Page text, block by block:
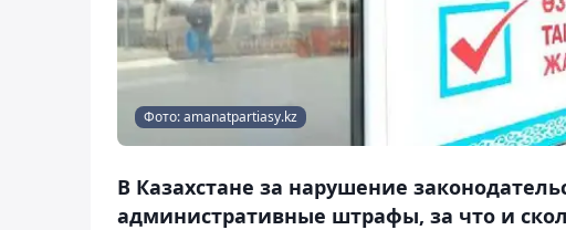
Фото: amanatpartiasy.kz
В Казахстане за нарушение
административные штрафы, за что и